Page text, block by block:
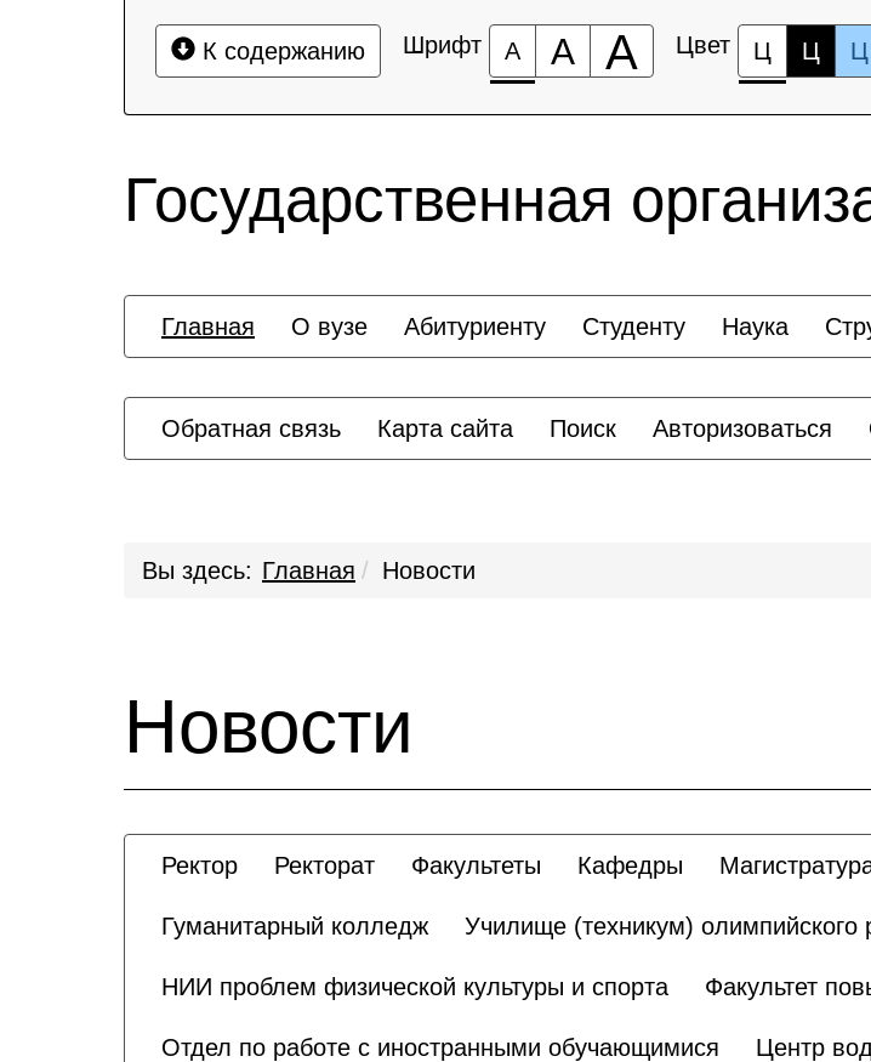
К содержанию Шрифт А А А Цвет Ц Ц Ц
Государственная
Главная О вузе Абитуриенту Студенту Наука
Обратная связь Карта сайта Поиск Авторизоваться
Вы здесь: Главная Новости
Новости
Ректор Ректорат Факультеты Кафедры
Гуманитарный колледж Училище (техникум) олимпийского
НИИ проблем физической культуры и спорта Факультет
Отдел по работе с иностранными обучающимися Центр